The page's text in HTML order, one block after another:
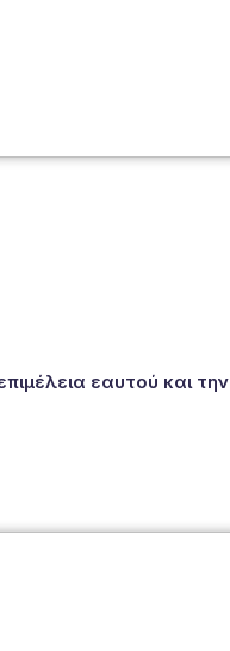
εαυτού και την